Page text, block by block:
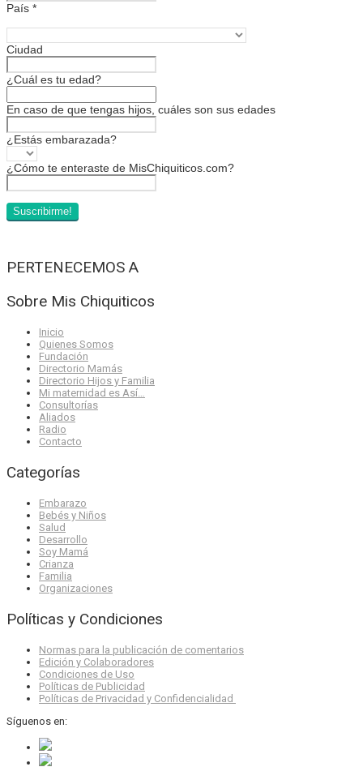
País *
Ciudad
¿Cuál es tu edad?
En caso de que tengas hijos, cuáles son sus edades
¿Estás embarazada?
¿Cómo te enteraste de MisChiquiticos.com?
PERTENECEMOS A
Sobre Mis Chiquiticos
Inicio
Quienes Somos
Fundación
Directorio Mamás
Directorio Hijos y Familia
Mi maternidad es Así…
Consultorías
Aliados
Radio
Contacto
Categorías
Embarazo
Bebés y Niños
Salud
Desarrollo
Soy Mamá
Crianza
Familia
Organizaciones
Políticas y Condiciones
Normas para la publicación de comentarios
Edición y Colaboradores
Condiciones de Uso
Políticas de Publicidad
Políticas de Privacidad y Confidencialidad
Síguenos en: